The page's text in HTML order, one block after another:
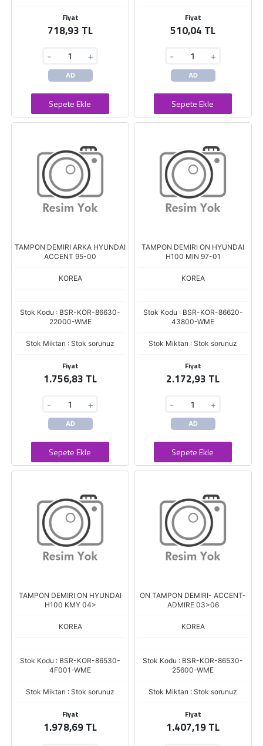
Fiyat
718,93 TL
- +
AD
Sepete Ekle
Fiyat
510,04 TL
- +
AD
Sepete Ekle
TAMPON DEMIRI ARKA HYUNDAI
ACCENT 95-00
KOREA
Stok Kodu : BSR-KOR-86630-
22000-WME
Stok Miktarı : Stok sorunuz
Fiyat
1.756,83 TL
- +
AD
Sepete Ekle
TAMPON DEMIRI ON HYUNDAI
H100 MIN 97-01
KOREA
Stok Kodu : BSR-KOR-86620-
43800-WME
Stok Miktarı : Stok sorunuz
Fiyat
2.172,93 TL
- +
AD
Sepete Ekle
TAMPON DEMIRI ON HYUNDAI
H100 KMY 04>
KOREA
Stok Kodu : BSR-KOR-86530-
4F001-WME
Stok Miktarı : Stok sorunuz
Fiyat
1.978,69 TL
ON TAMPON DEMIRI- ACCENT-
ADMIRE 03>06
KOREA
Stok Kodu : BSR-KOR-86530-
25600-WME
Stok Miktarı : Stok sorunuz
Fiyat
1.407,19 TL